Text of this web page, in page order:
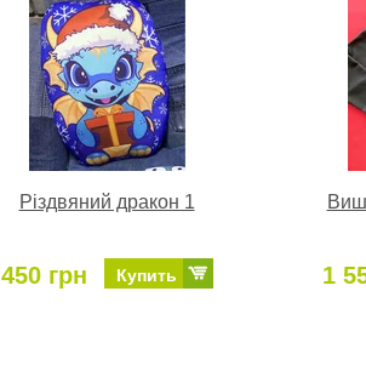
Різдвяний дракон 1
450 грн Купить 1